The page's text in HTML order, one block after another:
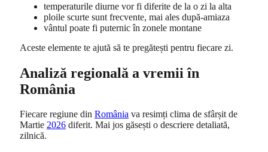
temperaturile diurne vor fi diferite de la o zi la alta
ploile scurte sunt frecvente, mai ales după-amiaza
vântul poate fi puternic în zonele montane
Aceste elemente te ajută să te pregătești pentru fiecare zi.
Analiză regională a vremii în
România
Fiecare regiune din România va resimți clima de sfârșit de
Martie 2026 diferit. Mai jos găsești o descriere detaliată,
zilnică.